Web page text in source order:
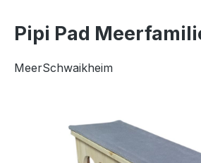
Pipi Pad
MeerSchwaikheim